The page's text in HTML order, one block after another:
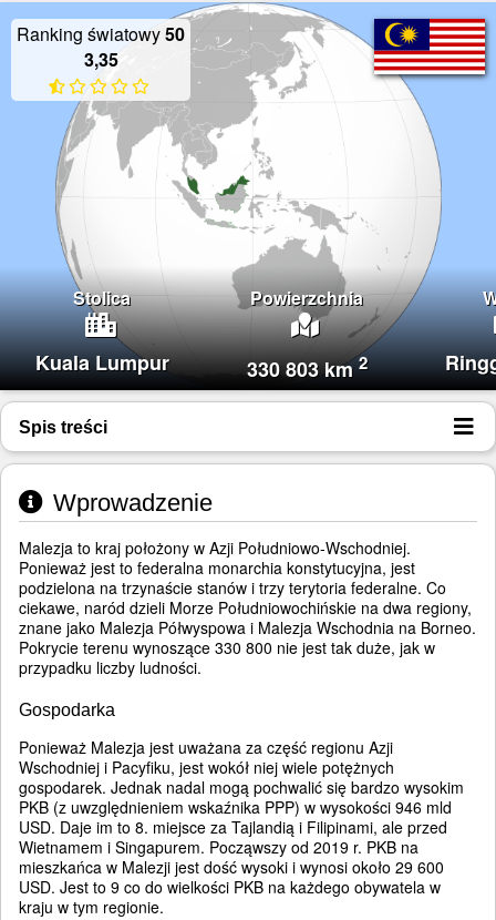
Ranking światowy50
3,35
Stolica Powierzchnia
Kuala Lumpur 330 803 km2
Spis treści
Wprowadzenie
Malezja to kraj położony w Azji Południowo-Wschodniej.
Ponieważ jest to federalna monarchia konstytucyjna, jest
podzielona na trzynaście stanów i trzy terytoria federalne. Co
ciekawe, naród dzieli Morze Południowochińskie na dwa regiony,
znane jako Malezja Półwyspowa i Malezja Wschodnia na Borneo.
Pokrycie terenu wynoszące 330 800 nie jest tak duże, jak w
przypadku liczby ludności.
Gospodarka
Ponieważ Malezja jest uważana za część regionu Azji
Wschodniej i Pacyfiku, jest wokół niej wiele potężnych
gospodarek. Jednak nadal mogą pochwalić się bardzo wysokim
PKB (z uwzględnieniem wskaźnika PPP) w wysokości 946 mld
USD. Daje im to 8. miejsce za Tajlandią i Filipinami, ale przed
Wietnamem i Singapurem. Począwszy od 2019 r. PKB na
mieszkańca w Malezji jest dość wysoki i wynosi około 29 600
USD. Jest to 9 co do wielkości PKB na każdego obywatela w
kraju w tym regionie.